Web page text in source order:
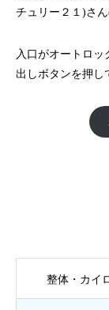
チュリー２１)さ
入口がオートロ
出しボタンを押し
整体・カイ